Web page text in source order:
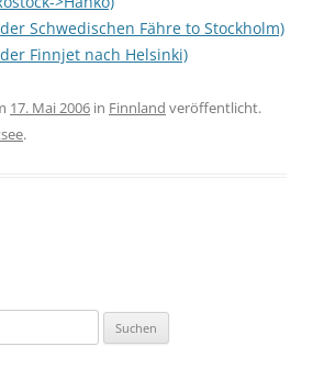
Schwedischen Fähre to Stockholm)
Finnjet nach Helsinki)
17. Mai 2006 in Finnland veröffentlicht.
.